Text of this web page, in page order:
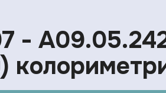
-